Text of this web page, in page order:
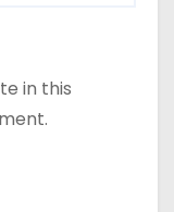
in this